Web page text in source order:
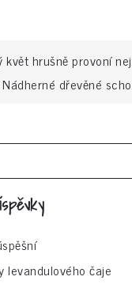
květ hrušně provoní
Nádherné dřevěné
levandulového čaje